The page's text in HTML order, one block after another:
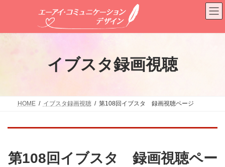
ン
プ
ー
動
イブスタ録画視聴
HOME イブスタ録画視聴 第108回イブスタ 録画視聴ページ
第108回イブスタ 録画視聴ペー